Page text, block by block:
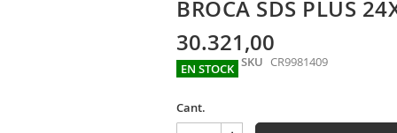
BROCA SDS PLUS
30.321,00
EN STOCK SKU CR9981409
Cant.